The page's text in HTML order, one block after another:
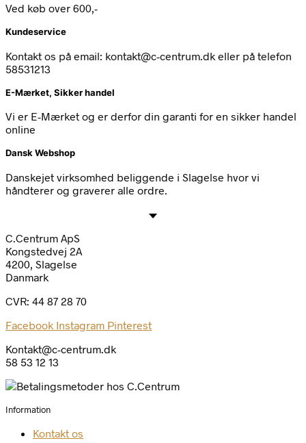
Ved køb over 600,-
Kundeservice
Kontakt os på email: kontakt@c-centrum.dk eller på telefon
58531213
E-Mærket, Sikker handel
Vi er E-Mærket og er derfor din garanti for en sikker handel
online
Dansk Webshop
Danskejet virksomhed beliggende i Slagelse hvor vi
håndterer og graverer alle ordre.
C.Centrum ApS
Kongstedvej 2A
4200, Slagelse
Danmark
CVR: 44 87 28 70
Facebook Instagram Pinterest
Kontakt@c-centrum.dk
58 53 12 13
Information
Kontakt os